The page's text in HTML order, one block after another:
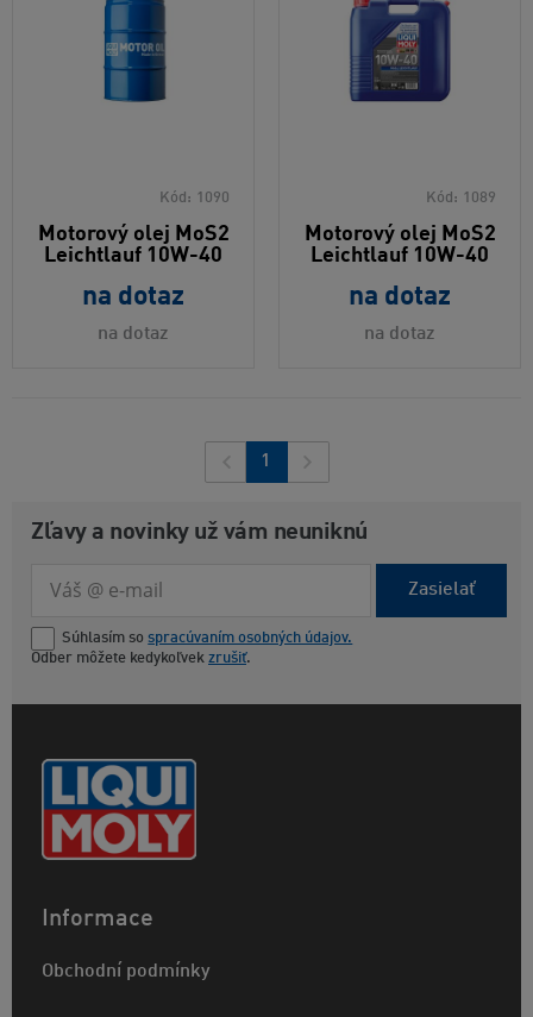
Kód: 1090
Motorový olej MoS2
Leichtlauf 10W-40
na dotaz
na dotaz
Kód: 1089
Motorový olej MoS2
Leichtlauf 10W-40
na dotaz
na dotaz
1
Zľavy a novinky už vám neuniknú
Zasielať
Súhlasím so spracúvaním osobných údajov.
Odber môžete kedykoľvek zrušiť.
Informace
Obchodní podmínky